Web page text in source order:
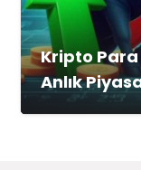
Kripto Para
Anlık